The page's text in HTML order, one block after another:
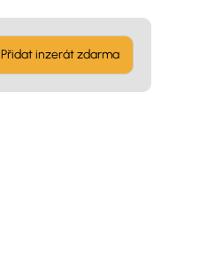
Přidat inzerát zdarma